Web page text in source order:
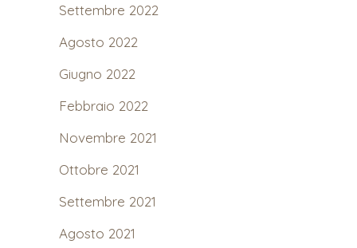
Settembre 2022
Agosto 2022
Giugno 2022
Febbraio 2022
Novembre 2021
Ottobre 2021
Settembre 2021
Agosto 2021